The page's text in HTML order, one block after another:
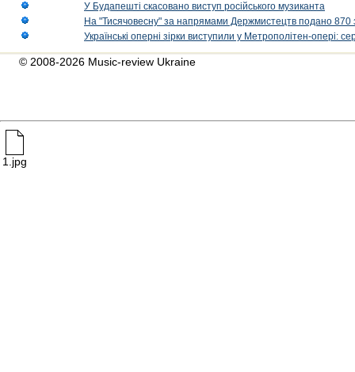
У Будапешті скасовано виступ російського музиканта
На "Тисячовесну" за напрямами Держмистецтв подано 870
Українські оперні зірки виступили у Метрополітен-опері:
© 2008-2026 Music-review Ukraine
1.jpg